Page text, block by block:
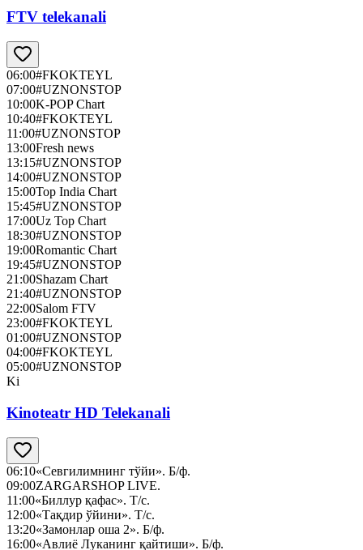
FTV telekanali
06:00#FKOKTEYL
07:00#UZNONSTOP
10:00K-POP Chart
10:40#FKOKTEYL
11:00#UZNONSTOP
13:00Fresh news
13:15#UZNONSTOP
14:00#UZNONSTOP
15:00Top India Chart
15:45#UZNONSTOP
17:00Uz Top Chart
18:30#UZNONSTOP
19:00Romantic Chart
19:45#UZNONSTOP
21:00Shazam Chart
21:40#UZNONSTOP
22:00Salom FTV
23:00#FKOKTEYL
01:00#UZNONSTOP
04:00#FKOKTEYL
05:00#UZNONSTOP
Ki
Kinoteatr HD Telekanali
06:10«Севгилимнинг тўйи». Б/ф.
09:00ZARGARSHOP LIVE.
11:00«Биллур қафас». Т/с.
12:00«Тақдир ўйини». Т/с.
13:20«Замонлар оша 2». Б/ф.
16:00«Авлиё Луканинг қайтиши». Б/ф.